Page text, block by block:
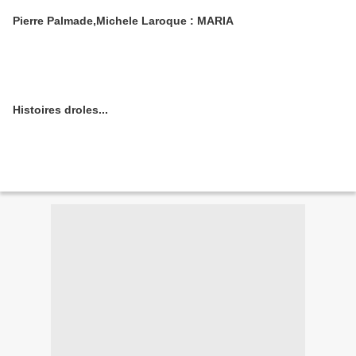
Pierre Palmade,Michele Laroque : MARIA
Histoires droles...